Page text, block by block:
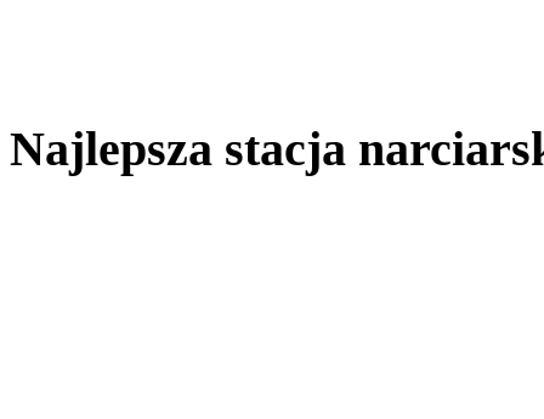
Najlepsza stacja